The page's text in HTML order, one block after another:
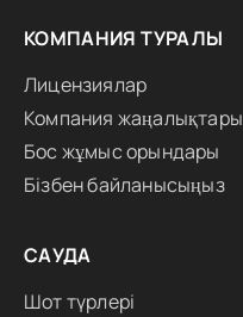
КОМПАНИЯ ТУРАЛЫ
Лицензиялар
Компания жаңалықтары
Бос жұмыс орындары
Бізбен байланысыңыз
САУДА
Шот түрлері